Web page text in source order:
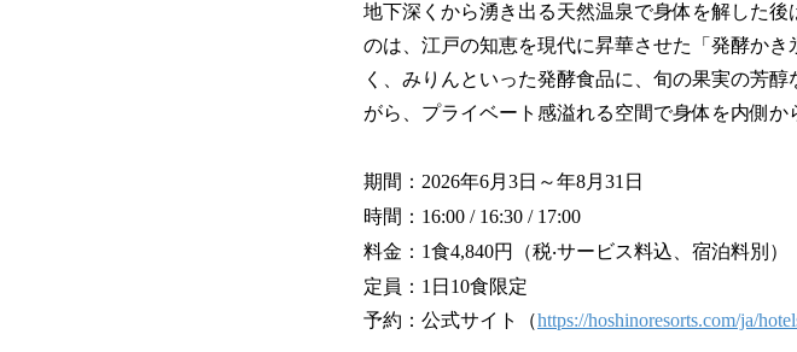
地下深くから湧き出る天然温泉で身体を解した
のは、江戸の知恵を現代に昇華させた「発酵か
く、みりんといった発酵食品に、旬の果実の芳
がら、プライベート感溢れる空間で身体を内側
期間：2026年6月3日～年8月31日
時間：16:00 / 16:30 / 17:00
料金：1食4,840円（税‧サービス料込、宿泊料別）
定員：1日10食限定
予約：公式サイト（https://hoshinoresorts.com/ja/